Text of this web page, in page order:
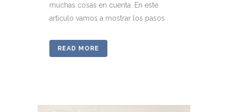
muchas cosas en cuenta. En este
artículo vamos a mostrar los pasos
READ MORE